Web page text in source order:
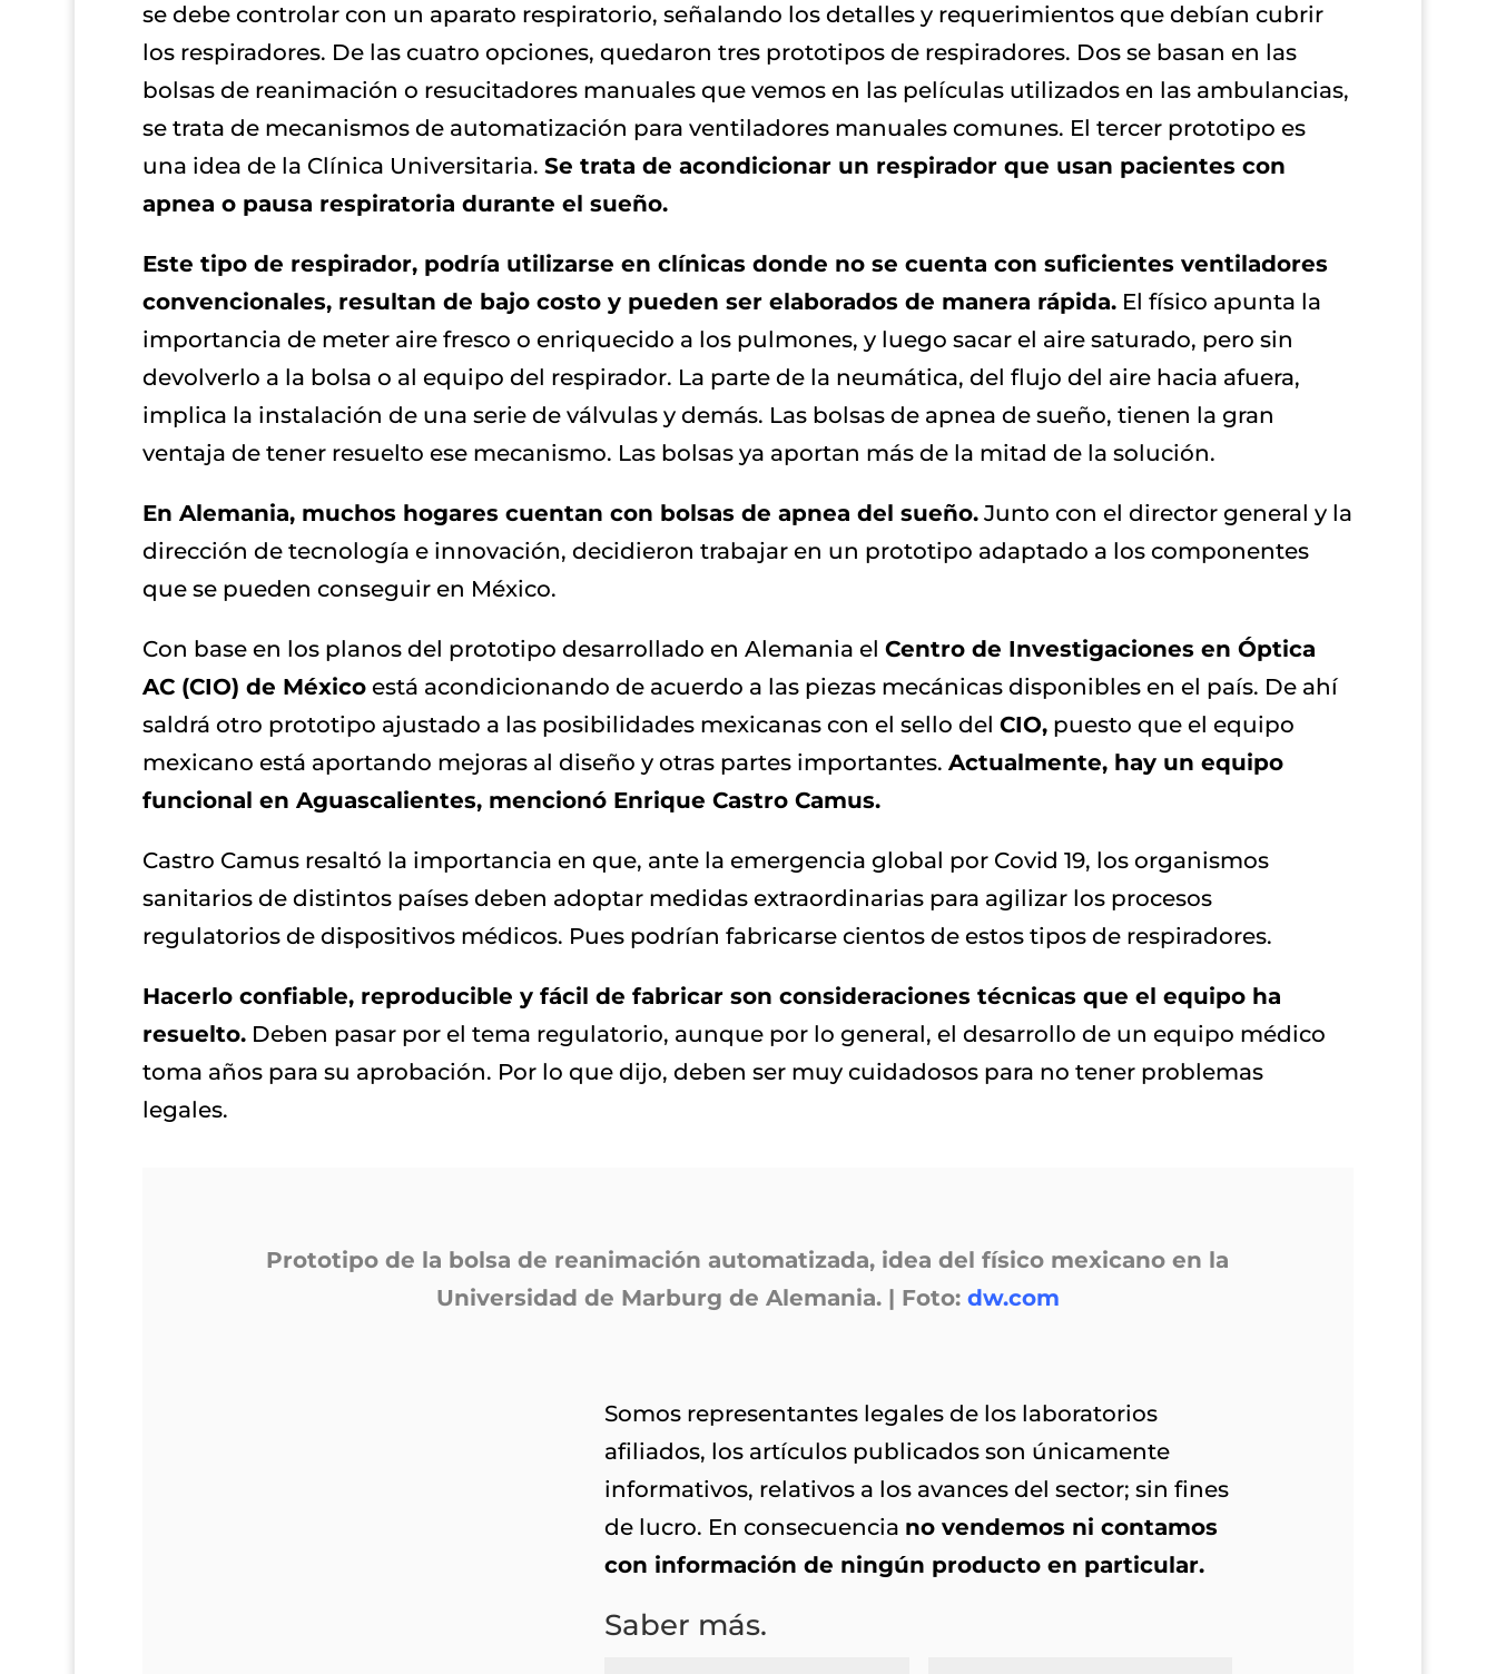
se debe controlar con un aparato respiratorio, señalando los detalles y requerimientos que debían cubrir
los respiradores. De las cuatro opciones, quedaron tres prototipos de respiradores. Dos se basan en las
bolsas de reanimación o resucitadores manuales que vemos en las películas utilizados en las ambulancias,
se trata de mecanismos de automatización para ventiladores manuales comunes. El tercer prototipo es
una idea de la Clínica Universitaria. Se trata de acondicionar un respirador que usan pacientes con
apnea o pausa respiratoria durante el sueño.
Este tipo de respirador, podría utilizarse en clínicas donde no se cuenta con suficientes ventiladores
convencionales, resultan de bajo costo y pueden ser elaborados de manera rápida.El físico apunta la
importancia de meter aire fresco o enriquecido a los pulmones, y luego sacar el aire saturado, pero sin
devolverlo a la bolsa o al equipo del respirador. La parte de la neumática, del flujo del aire hacia afuera,
implica la instalación de una serie de válvulas y demás. Las bolsas de apnea de sueño, tienen la gran
ventaja de tener resuelto ese mecanismo. Las bolsas ya aportan más de la mitad de la solución.
En Alemania, muchos hogares cuentan con bolsas de apnea del sueño.Junto con el director general y la
dirección de tecnología e innovación, decidieron trabajar en un prototipo adaptado a los componentes
que se pueden conseguir en México.
Con base en los planos del prototipo desarrollado en Alemania el Centro de Investigaciones en Óptica
AC (CIO) de Méxicoestá acondicionando de acuerdo a las piezas mecánicas disponibles en el país. De ahí
saldrá otro prototipo ajustado a las posibilidades mexicanas con el sello del CIO,puesto que el equipo
mexicano está aportando mejoras al diseño y otras partes importantes. Actualmente, hay un equipo
funcional en Aguascalientes, mencionó Enrique Castro Camus.
Castro Camus resaltó la importancia en que, ante la emergencia global por Covid 19, los organismos
sanitarios de distintos países deben adoptar medidas extraordinarias para agilizar los procesos
regulatorios de dispositivos médicos. Pues podrían fabricarse cientos de estos tipos de respiradores.
Hacerlo confiable, reproducible y fácil de fabricar son consideraciones técnicas que el equipo ha
resuelto.Deben pasar por el tema regulatorio, aunque por lo general, el desarrollo de un equipo médico
toma años para su aprobación. Por lo que dijo, deben ser muy cuidadosos para no tener problemas
legales.
Prototipo de la bolsa de reanimación automatizada, idea del físico mexicano en la
Universidad de Marburg de Alemania. | Foto: dw.com
Somos representantes legales de los laboratorios
afiliados, los artículos publicados son únicamente
informativos, relativos a los avances del sector; sin fines
de lucro. En consecuencia no vendemos ni contamos
con información de ningún producto en particular.
Saber más.